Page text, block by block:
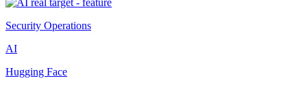
Security Operations
AI
Hugging Face